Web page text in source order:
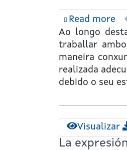
Read more
A
e
a
Ao longo
traballar
maneira
realizada
debido o seu
Visualizar
La